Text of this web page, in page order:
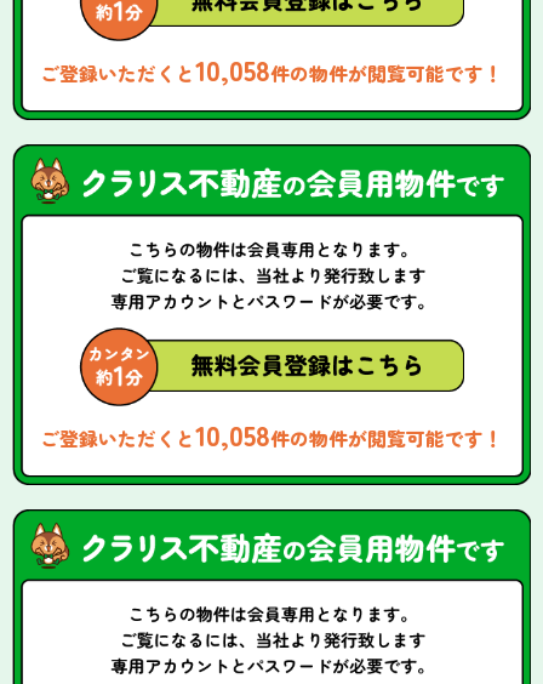
ご登録いただくと10,058件の物件が閲覧可能です！
ご登録いただくと10,058件の物件が閲覧可能です！